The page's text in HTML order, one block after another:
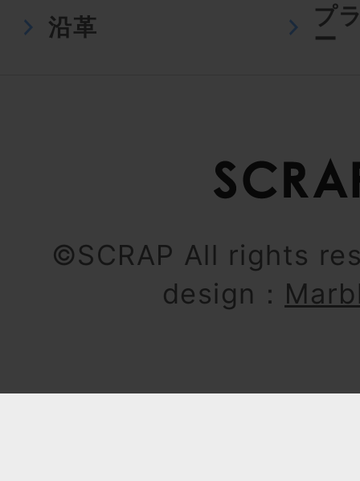
沿革
プ
ー
©SCRAP All rights
design：